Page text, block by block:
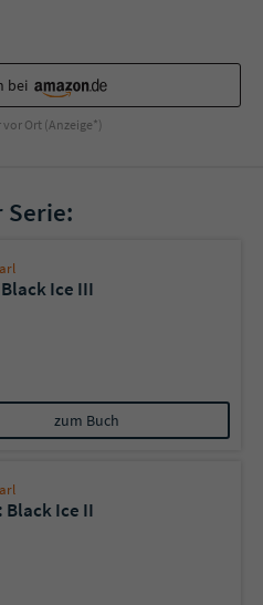
bei
Ort (Anzeige*)
Serie:
Ice III
zum Buch
Black Ice II